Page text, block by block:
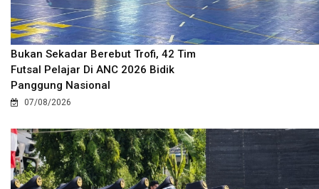
Bukan Sekadar Berebut Trofi, 42 Tim
Futsal Pelajar Di ANC 2026 Bidik
Panggung Nasional
07/08/2026